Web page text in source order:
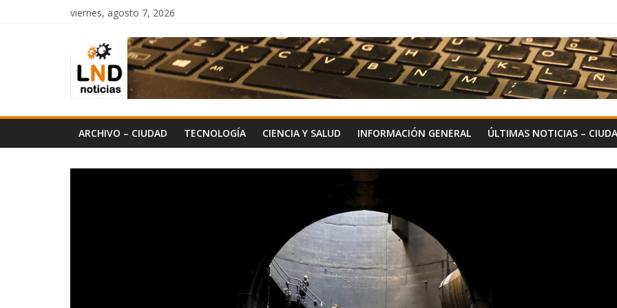
viernes, agosto 7, 2026
LND
Noticias
ARCHIVO – CIUDAD TECNOLOGÍA CIENCIA Y SALUD INFORMACIÓN GENERAL ÚLTIMAS NOTICIAS –